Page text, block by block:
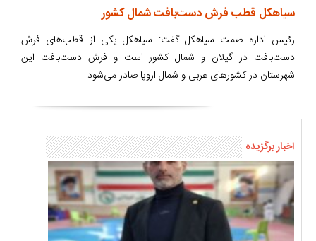
سیاهکل قطب فرش دست‌بافت شمال کشور
رئیس اداره صمت سیاهکل گفت: سیاهکل یکی از قطب‌های فرش
دست‌بافت در گیلان و شمال کشور است و فرش دست‌بافت این
شهرستان در کشورهای عربی و شمال اروپا صادر می‌شود.
اخبار برگزیده